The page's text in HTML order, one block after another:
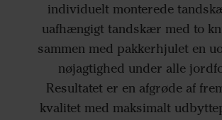
individuelt monterede
uafhængigt tandskær med to
sammen med pakkerhjulet en
nøjagtighed under alle
Resultatet er en afgrøde af
kvalitet med maksimalt